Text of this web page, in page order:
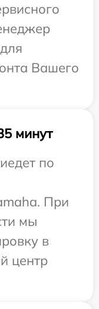
Вашего
минут
по
При
мы
в
центр